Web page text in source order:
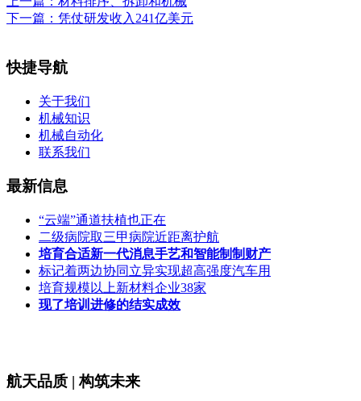
下一篇： 凭仗研发收入241亿美元
快捷导航
关于我们
机械知识
机械自动化
联系我们
最新信息
“云端”通道扶植也正在
二级病院取三甲病院近距离护航
培育合适新一代消息手艺和智能制制财产
标记着两边协同立异实现超高强度汽车用
培育规模以上新材料企业38家
现了培训进修的结实成效
航天品质 | 构筑未来